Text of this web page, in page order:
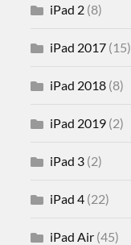
iPad 2 (8)
iPad 2017 (15)
iPad 2018 (8)
iPad 2019 (2)
iPad 3 (2)
iPad 4 (22)
iPad Air (45)